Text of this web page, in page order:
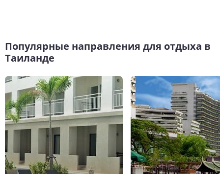
Популярные направления для отдыха в
Таиланде